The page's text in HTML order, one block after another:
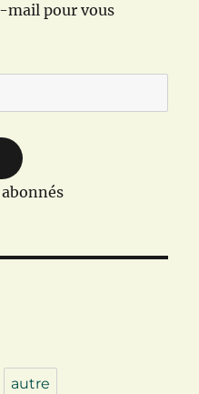
mail pour vous
autre